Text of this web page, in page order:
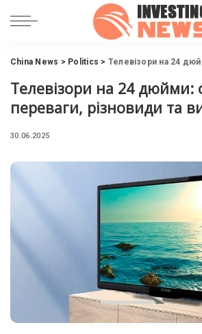
China News > Politics > Телевізори на 24 дюйми:
Телевізори на 24 дюйми:
переваги, різновиди та
30.06.2025